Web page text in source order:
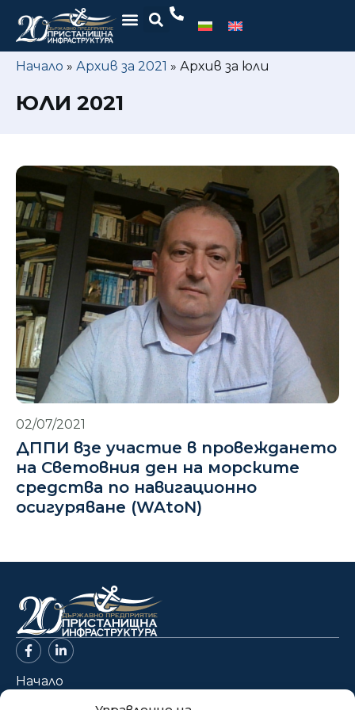
Начало » Архив за 2021 » Архив за юли
ЮЛИ 2021
02/07/2021
ДППИ взе участие в провеждането
на Световния ден на морските
средства по навигационно
осигуряване (WAtoN)
Начало